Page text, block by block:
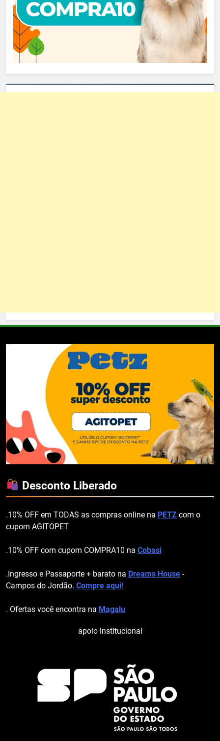
Desconto Liberado
.10% OFF em TODAS as compras online na PETZ com o
cupom AGITOPET
.10% OFF com cupom COMPRA10 na Cobasi
.Ingresso e Passaporte + barato na Dreams House -
Campos do Jordão. Compre aqui!
. Ofertas você encontra na Magalu
apoio institucional